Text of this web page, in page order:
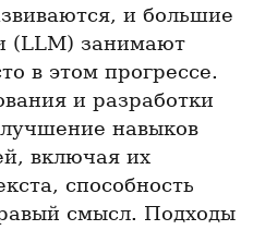
и большие
(LLM) занимают
в этом прогрессе.
и разработки
навыков
включая их
способность
смысл. Подходы